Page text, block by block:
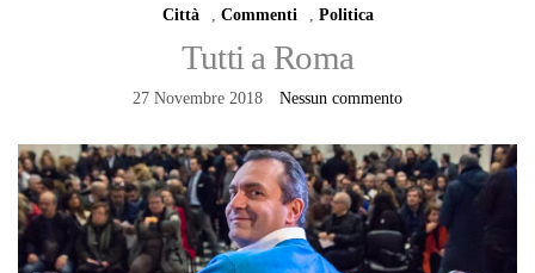
Città Commenti Politica
Tutti a Roma
27 Novembre 2018 Nessun commento